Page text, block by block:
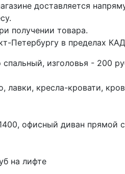
доставляется
получении товара.
Петербургу в пределах
изголовья - 200
лавки, кресла-кровати,
офисный диван прямой
на лифте